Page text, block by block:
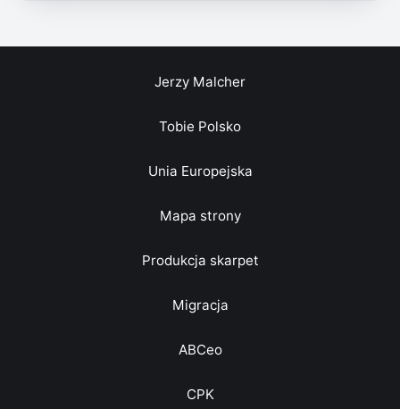
Jerzy Malcher
Tobie Polsko
Unia Europejska
Mapa strony
Produkcja skarpet
Migracja
ABCeo
CPK